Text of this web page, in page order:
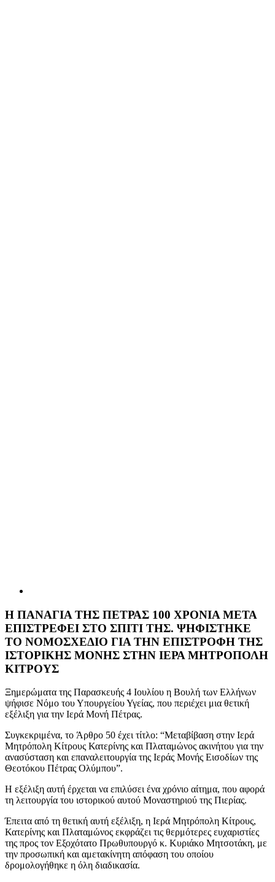
Η ΠΑΝΑΓΙΑ ΤΗΣ ΠΕΤΡΑΣ 100 ΧΡΟΝΙΑ ΜΕΤΑ
ΕΠΙΣΤΡΕΦΕΙ ΣΤΟ ΣΠΙΤΙ ΤΗΣ. ΨΗΦΙΣΤΗΚΕ
ΤΟ ΝΟΜΟΣΧΕΔΙΟ ΓΙΑ ΤΗΝ ΕΠΙΣΤΡΟΦΗ ΤΗΣ
ΙΣΤΟΡΙΚΗΣ ΜΟΝΗΣ ΣΤΗΝ ΙΕΡΑ ΜΗΤΡΟΠΟΛΗ
ΚΙΤΡΟΥΣ
Ξημερώματα της Παρασκευής 4 Ιουλίου η Βουλή των Ελλήνων
ψήφισε Νόμο του Υπουργείου Υγείας, που περιέχει μια θετική
εξέλιξη για την Ιερά Μονή Πέτρας.
Συγκεκριμένα, το Άρθρο 50 έχει τίτλο: “Μεταβίβαση στην Ιερά
Μητρόπολη Κίτρους Κατερίνης και Πλαταμώνος ακινήτου για την
ανασύσταση και επαναλειτουργία της Ιεράς Μονής Εισοδίων της
Θεοτόκου Πέτρας Ολύμπου”.
Η εξέλιξη αυτή έρχεται να επιλύσει ένα χρόνιο αίτημα, που αφορά
τη λειτουργία του ιστορικού αυτού Μοναστηριού της Πιερίας.
Έπειτα από τη θετική αυτή εξέλιξη, η Ιερά Μητρόπολη Κίτρους,
Κατερίνης και Πλαταμώνος εκφράζει τις θερμότερες ευχαριστίες
της προς τον Εξοχότατο Πρωθυπουργό κ. Κυριάκο Μητσοτάκη, με
την προσωπική και αμετακίνητη απόφαση του οποίου
δρομολογήθηκε η όλη διαδικασία.